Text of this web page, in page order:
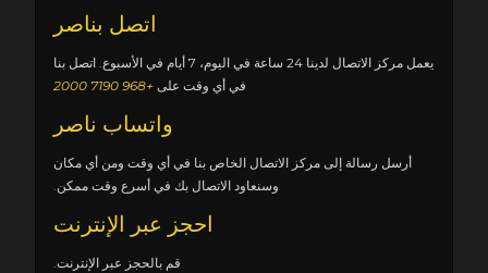
اتصل بناصر
يعمل مركز الاتصال لدينا 24 ساعة في اليوم، 7 أيام في الأسبوع. اتصل بنا
في أي وقت على +968 7190 2000
واتساب ناصر
أرسل رسالة إلى مركز الاتصال الخاص بنا في أي وقت ومن أي مكان
وسنعاود الاتصال بك في أسرع وقت ممكن.
احجز عبر الإنترنت
قم بالحجز عبر الإنترنت.